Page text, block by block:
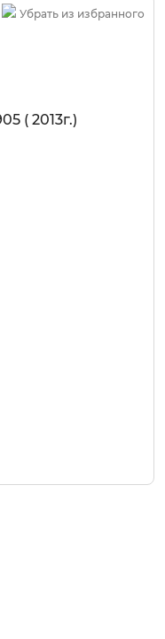
Убрать из избранного